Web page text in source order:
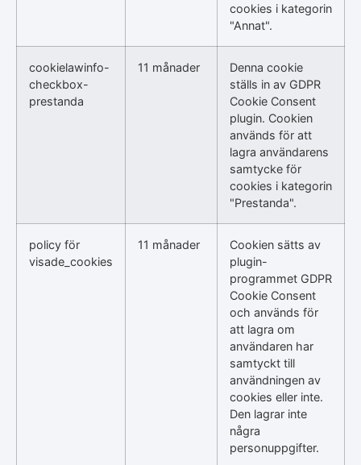
cookies i kategorin
"Annat".
cookielawinfo-
checkbox-
prestanda
11 månader
Denna cookie
ställs in av GDPR
Cookie Consent
plugin. Cookien
används för att
lagra användarens
samtycke för
cookies i kategorin
"Prestanda".
policy för
visade_cookies
11 månader
Cookien sätts av
plugin-
programmet GDPR
Cookie Consent
och används för
att lagra om
användaren har
samtyckt till
användningen av
cookies eller inte.
Den lagrar inte
några
personuppgifter.